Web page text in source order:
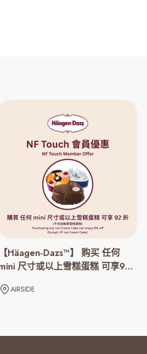
【Häagen-Dazs™】 购买 任何
尺寸或以上雪糕蛋糕 可享92
AIRSIDE